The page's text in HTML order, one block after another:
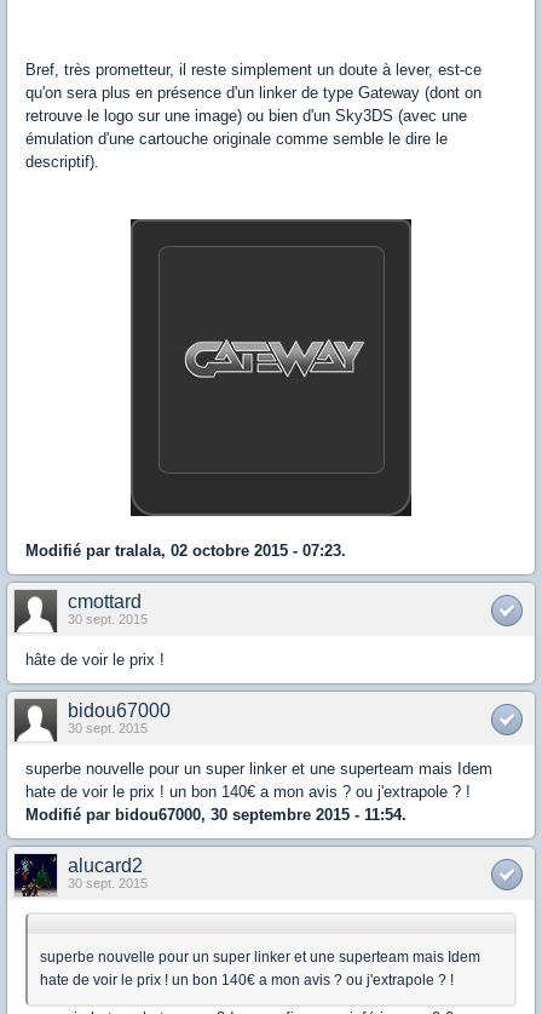
Bref, très prometteur, il reste simplement un doute à lever, est-ce
qu'on sera plus en présence d'un linker de type Gateway (dont on
retrouve le logo sur une image) ou bien d'un Sky3DS (avec une
émulation d'une cartouche originale comme semble le dire le
descriptif).
Modifié par tralala, 02 octobre 2015 - 07:23.
cmottard
30 sept. 2015
hâte de voir le prix !
bidou67000
30 sept. 2015
superbe nouvelle pour un super linker et une superteam mais Idem
hate de voir le prix ! un bon 140€ a mon avis ? ou j'extrapole ? !
Modifié par bidou67000, 30 septembre 2015 - 11:54.
alucard2
30 sept. 2015
superbe nouvelle pour un super linker et une superteam mais Idem
hate de voir le prix ! un bon 140€ a mon avis ? ou j'extrapole ? !